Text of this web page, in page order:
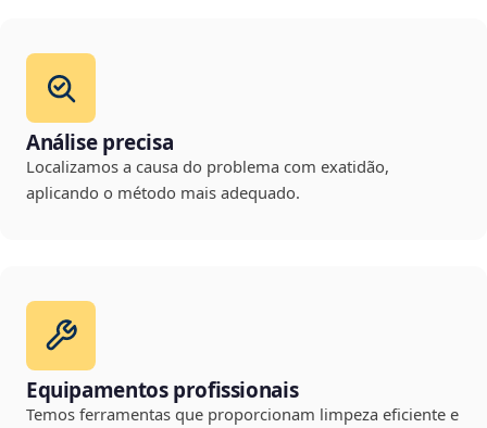
Análise precisa
Localizamos a causa do problema com exatidão,
aplicando o método mais adequado.
Equipamentos profissionais
Temos ferramentas que proporcionam limpeza eficiente e